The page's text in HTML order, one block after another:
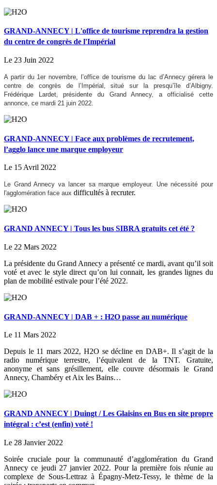
GRAND-ANNECY | L'office de tourisme reprendra la gestion
du centre de congrès de l'Impérial
Le 23 Juin 2022
A partir du 1er novembre, l’office de tourisme du lac d’Annecy gérera le
centre de congrès de l’Impérial, situé sur la presqu’île d’Albigny.
Frédérique Lardet, présidente du Grand Annecy, a officialisé cette
annonce, ce mardi 21 juin 2022.
GRAND-ANNECY | Face aux problèmes de recrutement,
l’agglo lance une marque employeur
Le 15 Avril 2022
Le Grand Annecy va lancer sa marque employeur. Une nécessité pour
l'agglomération face aux difficultés à recruter.
GRAND ANNECY | Tous les bus SIBRA gratuits cet été ?
Le 22 Mars 2022
La présidente du Grand Annecy a présenté ce mardi, avant qu’il soit
voté et avec le style direct qu’on lui connait, les grandes lignes du
plan de mobilité estivale pour l’été 2022.
GRAND-ANNECY | DAB + : H2O passe au numérique
Le 11 Mars 2022
Depuis le 11 mars 2022, H2O se décline en DAB+. Il s’agit de la
radio numérique terrestre, l’équivalent de la TNT. Gratuite,
anonyme et sans grésillement, elle couvre désormais le Grand
Annecy, Chambéry et Aix les Bains…
GRAND ANNECY | Duingt / Les Glaisins en Bus en site propre
intégral : c’est (enfin) voté !
Le 28 Janvier 2022
Soirée cruciale pour la communauté d’agglomération du Grand
Annecy ce jeudi 27 janvier 2022. Pour la première fois réunie au
complexe de Sous-Lettraz à Épagny-Metz-Tessy, le thème de la